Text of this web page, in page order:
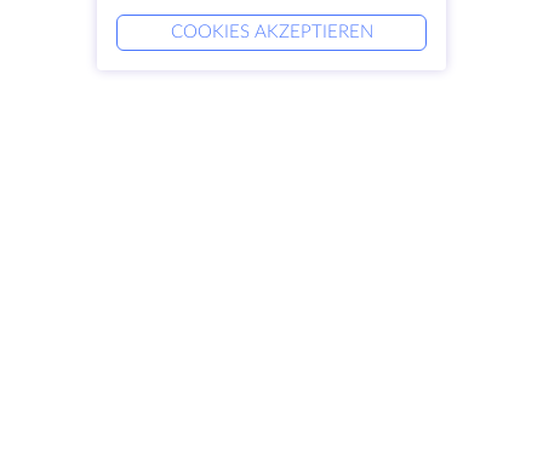
COOKIES AKZEPTIEREN